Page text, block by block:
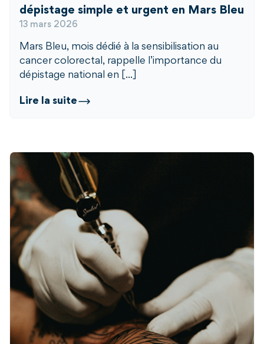
dépistage simple et urgent en Mars Bleu
13 mars 2026
Mars Bleu, mois dédié à la sensibilisation au
cancer colorectal, rappelle l’importance du
dépistage national en [...]
Lire la suite